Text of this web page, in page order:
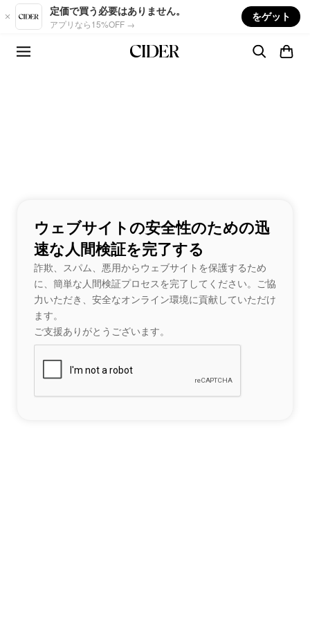
Skip to main content
定価で買う必要はありません。
アプリなら15%OFF →
をゲット
ウェブサイトの安全性のための迅
速な人間検証を完了する
詐欺、スパム、悪用からウェブサイトを保護するため
に、簡単な人間検証プロセスを完了してください。ご協
力いただき、安全なオンライン環境に貢献していただけ
ます。
ご支援ありがとうございます。